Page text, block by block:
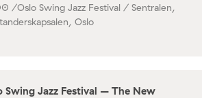
/Oslo Swing Jazz Festival / Sentralen,
Oslo
Swing Jazz Festival – The New